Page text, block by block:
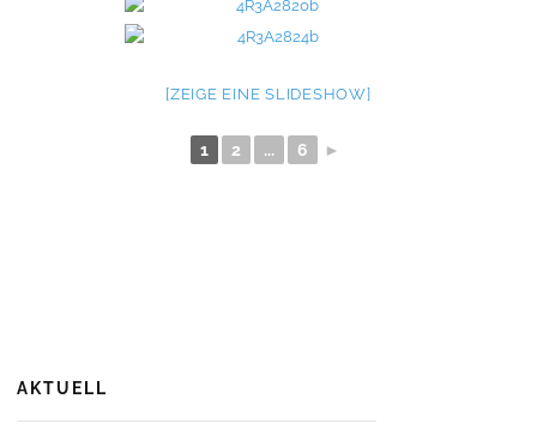
[ZEIGE EINE SLIDESHOW]
1 2 ... 6 ►
AKTUELL